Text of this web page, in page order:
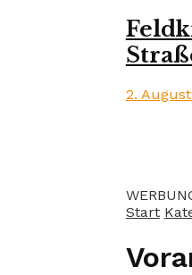
2.
Start